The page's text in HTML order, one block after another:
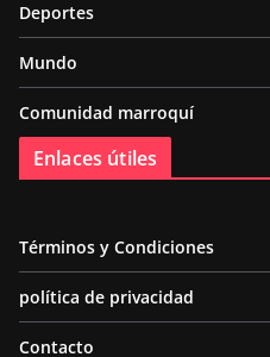
Deportes
Mundo
Comunidad marroquí
Enlaces útiles
Términos y Condiciones
política de privacidad
Contacto